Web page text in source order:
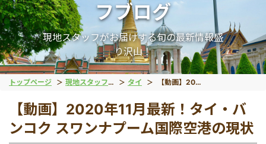
トップページ 現地スタッフブログ タイ 【動画】2020年11月最新！タイ・バンコク スワンナプーム国際空港の現状
フブログ
現地スタッフがお届けする旬の最新情報盛
り沢山！
【動画】2020年11月最新！タイ・バ
ンコク スワンナプーム国際空港の現状
アからお役立ち情報を探す
ドネシア